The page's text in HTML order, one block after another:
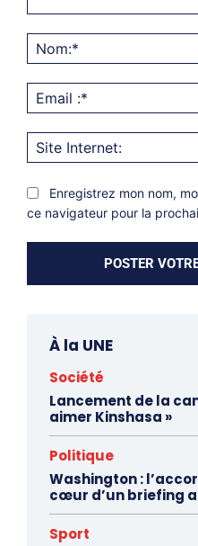
Enregistrez mon nom,
ce navigateur pour la
À la UNE
Société
Lancement de la
aimer Kinshasa »
Politique
Washington :
cœur d’un briefing
Sport